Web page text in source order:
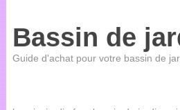
Bassin de
Guide d'achat pour votre bassin de